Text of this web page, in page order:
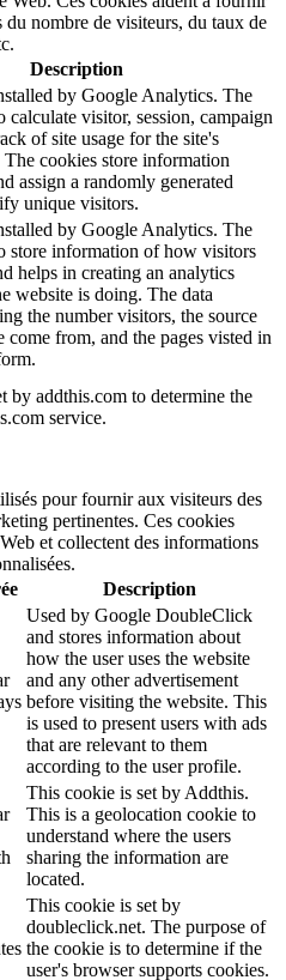
du nombre de visiteurs, du taux de
Description
by Google Analytics. The
calculate visitor, session, campaign
of site usage for the site's
cookies store information
assign a randomly generated
unique visitors.
by Google Analytics. The
store information of how visitors
helps in creating an analytics
website is doing. The data
the number visitors, the source
come from, and the pages visted in
by addthis.com to determine the
service.
pour fournir aux visiteurs des
pertinentes. Ces cookies
et collectent des informations
Description
Used by Google DoubleClick
and stores information about
how the user uses the website
and any other advertisement
before visiting the website. This
is used to present users with ads
that are relevant to them
according to the user profile.
This cookie is set by Addthis.
This is a geolocation cookie to
understand where the users
sharing the information are
located.
This cookie is set by
doubleclick.net. The purpose of
the cookie is to determine if the
user's browser supports cookies.